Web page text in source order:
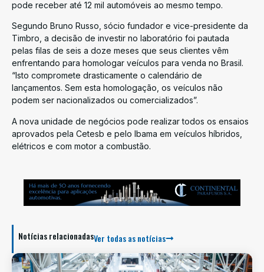
pode receber até 12 mil automóveis ao mesmo tempo.
Segundo Bruno Russo, sócio fundador e vice-presidente da
Timbro, a decisão de investir no laboratório foi pautada
pelas filas de seis a doze meses que seus clientes vêm
enfrentando para homologar veículos para venda no Brasil.
“Isto compromete drasticamente o calendário de
lançamentos. Sem esta homologação, os veículos não
podem ser nacionalizados ou comercializados”.
A nova unidade de negócios pode realizar todos os ensaios
aprovados pela Cetesb e pelo Ibama em veículos híbridos,
elétricos e com motor a combustão.
Notícias relacionadasVer todas as notícias